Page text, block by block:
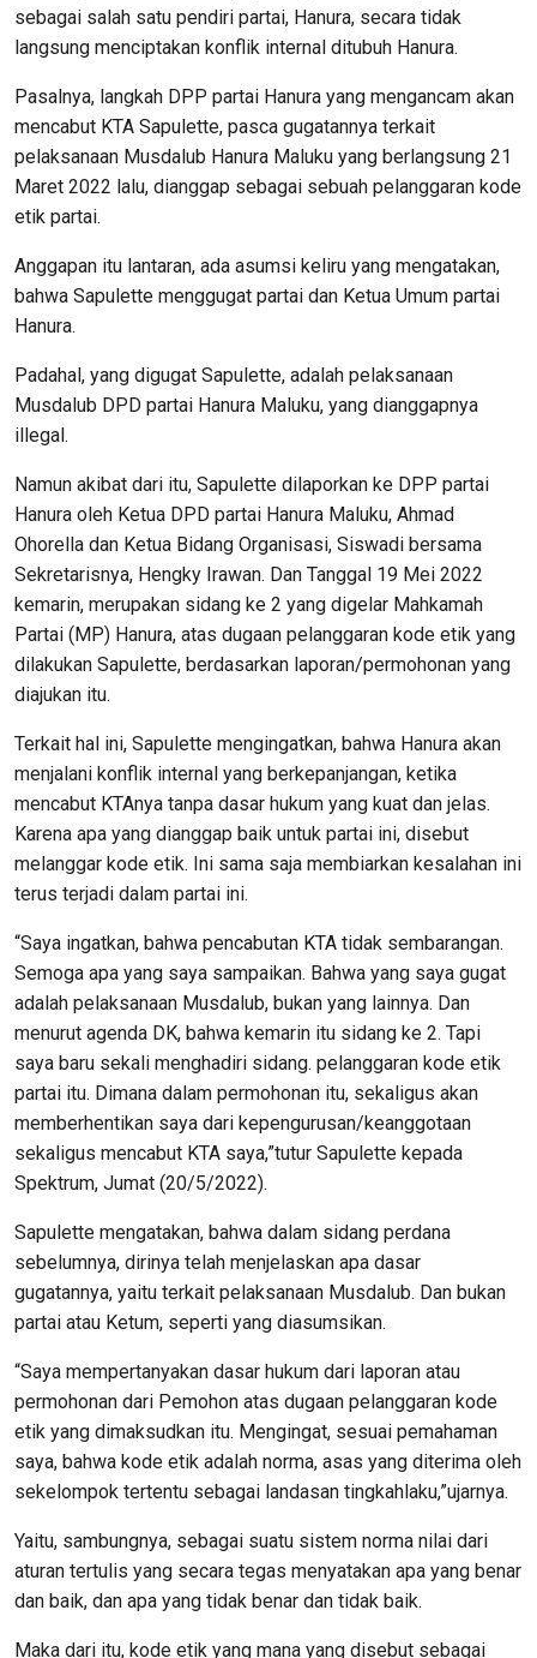
sebagai salah satu pendiri partai, Hanura, secara tidak
langsung menciptakan konflik internal ditubuh Hanura.
Pasalnya, langkah DPP partai Hanura yang mengancam akan
mencabut KTA Sapulette, pasca gugatannya terkait
pelaksanaan Musdalub Hanura Maluku yang berlangsung 21
Maret 2022 lalu, dianggap sebagai sebuah pelanggaran kode
etik partai.
Anggapan itu lantaran, ada asumsi keliru yang mengatakan,
bahwa Sapulette menggugat partai dan Ketua Umum partai
Hanura.
Padahal, yang digugat Sapulette, adalah pelaksanaan
Musdalub DPD partai Hanura Maluku, yang dianggapnya
illegal.
Namun akibat dari itu, Sapulette dilaporkan ke DPP partai
Hanura oleh Ketua DPD partai Hanura Maluku, Ahmad
Ohorella dan Ketua Bidang Organisasi, Siswadi bersama
Sekretarisnya, Hengky Irawan. Dan Tanggal 19 Mei 2022
kemarin, merupakan sidang ke 2 yang digelar Mahkamah
Partai (MP) Hanura, atas dugaan pelanggaran kode etik yang
dilakukan Sapulette, berdasarkan laporan/permohonan yang
diajukan itu.
Terkait hal ini, Sapulette mengingatkan, bahwa Hanura akan
menjalani konflik internal yang berkepanjangan, ketika
mencabut KTAnya tanpa dasar hukum yang kuat dan jelas.
Karena apa yang dianggap baik untuk partai ini, disebut
melanggar kode etik. Ini sama saja membiarkan kesalahan ini
terus terjadi dalam partai ini.
“Saya ingatkan, bahwa pencabutan KTA tidak sembarangan.
Semoga apa yang saya sampaikan. Bahwa yang saya gugat
adalah pelaksanaan Musdalub, bukan yang lainnya. Dan
menurut agenda DK, bahwa kemarin itu sidang ke 2. Tapi
saya baru sekali menghadiri sidang. pelanggaran kode etik
partai itu. Dimana dalam permohonan itu, sekaligus akan
memberhentikan saya dari kepengurusan/keanggotaan
sekaligus mencabut KTA saya,”tutur Sapulette kepada
Spektrum, Jumat (20/5/2022).
Sapulette mengatakan, bahwa dalam sidang perdana
sebelumnya, dirinya telah menjelaskan apa dasar
gugatannya, yaitu terkait pelaksanaan Musdalub. Dan bukan
partai atau Ketum, seperti yang diasumsikan.
“Saya mempertanyakan dasar hukum dari laporan atau
permohonan dari Pemohon atas dugaan pelanggaran kode
etik yang dimaksudkan itu. Mengingat, sesuai pemahaman
saya, bahwa kode etik adalah norma, asas yang diterima oleh
sekelompok tertentu sebagai landasan tingkahlaku,”ujarnya.
Yaitu, sambungnya, sebagai suatu sistem norma nilai dari
aturan tertulis yang secara tegas menyatakan apa yang benar
dan baik, dan apa yang tidak benar dan tidak baik.
Maka dari itu, kode etik yang mana yang disebut sebagai